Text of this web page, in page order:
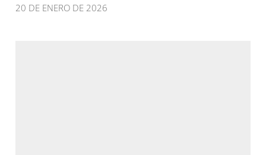
20 DE ENERO DE 2026